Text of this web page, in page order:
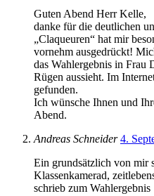
Guten Abend Herr Kelle,
danke für die deutlichen
„Claqueuren“ hat mir
vornehm ausgedrückt!
das Wahlergebnis in Frau
Rügen aussieht. Im
gefunden.
Ich wünsche Ihnen und
Abend.
Andreas Schneider 4.
Ein grundsätzlich von mir
Klassenkamerad,
schrieb zum Wahlergebnis